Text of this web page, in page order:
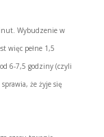
Wybudzenie w
więc pełne 1,5
6-7,5 godziny (czyli
że żyje się